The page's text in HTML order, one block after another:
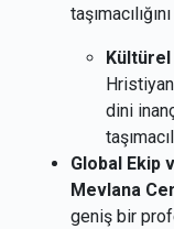
dini
Global Ekip
Mevlana
geniş bir